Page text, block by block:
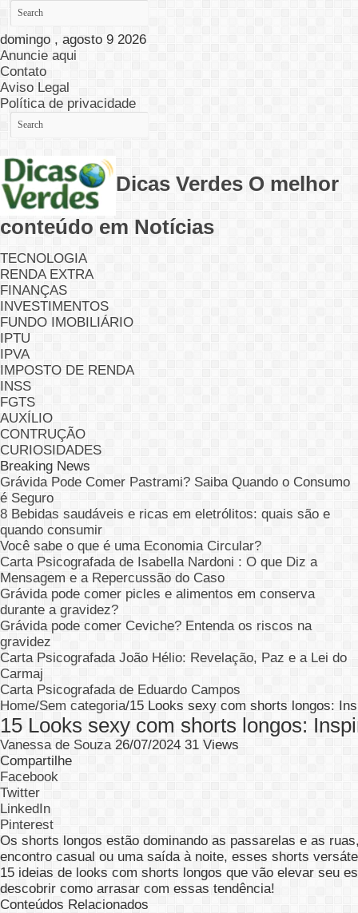
domingo , agosto 9 2026
Anuncie aqui
Contato
Aviso Legal
Política de privacidade
Dicas Verdes O melhor
conteúdo em Notícias
TECNOLOGIA
RENDA EXTRA
FINANÇAS
INVESTIMENTOS
FUNDO IMOBILIÁRIO
IPTU
IPVA
IMPOSTO DE RENDA
INSS
FGTS
AUXÍLIO
CONTRUÇÃO
CURIOSIDADES
Breaking News
Grávida Pode Comer Pastrami? Saiba Quando o Consumo
é Seguro
8 Bebidas saudáveis e ricas em eletrólitos: quais são e
quando consumir
Você sabe o que é uma Economia Circular?
Carta Psicografada de Isabella Nardoni : O que Diz a
Mensagem e a Repercussão do Caso
Grávida pode comer picles e alimentos em conserva
durante a gravidez?
Grávida pode comer Ceviche? Entenda os riscos na
gravidez
Carta Psicografada João Hélio: Revelação, Paz e a Lei do
Carmaj
Carta Psicografada de Eduardo Campos
Home/Sem categoria/15 Looks sexy com shorts longos:
15 Looks sexy com shorts longos:
Vanessa de Souza 26/07/2024 31 Views
Compartilhe
Facebook
Twitter
LinkedIn
Pinterest
Os shorts longos estão dominando as passarelas e as
encontro casual ou uma saída à noite, esses shorts
15 ideias de looks com shorts longos que vão elevar seu
descobrir como arrasar com essas tendência!
Conteúdos Relacionados